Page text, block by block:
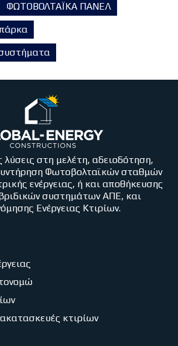
ΦΩΤΟΒΟΛΤΑΪΚΑ ΠΑΝΕΛ
στη μελέτη, αδειοδότηση,
Φωτοβολταϊκών σταθμών
ενέργειας, ή και αποθήκευσης
συστημάτων ΑΠΕ, και
Ενέργειας Κτιρίων.
κτιρίων